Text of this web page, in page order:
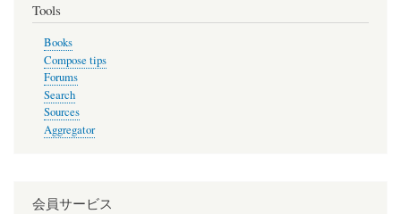
Tools
Books
Compose tips
Forums
Search
Sources
Aggregator
会員サービス